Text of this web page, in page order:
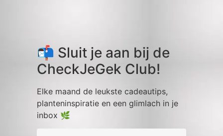
📬 Sluit je aan bij de
CheckJeGek Club!
Elke maand de leukste cadeautips,
planteninspiratie en een glimlach in je
inbox 🌿